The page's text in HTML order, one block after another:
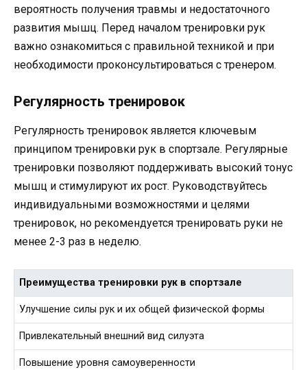
вероятность получения травмы и недостаточного
развития мышц. Перед началом тренировки рук
важно ознакомиться с правильной техникой и при
необходимости проконсультироваться с тренером.
Регулярность тренировок
Регулярность тренировок является ключевым
принципом тренировки рук в спортзале. Регулярные
тренировки позволяют поддерживать высокий тонус
мышц и стимулируют их рост. Руководствуйтесь
индивидуальными возможностями и целями
тренировок, но рекомендуется тренировать руки не
менее 2-3 раз в неделю.
Преимущества тренировки рук в спортзале
Улучшение силы рук и их общей физической формы
Привлекательный внешний вид силуэта
Повышение уровня самоуверенности